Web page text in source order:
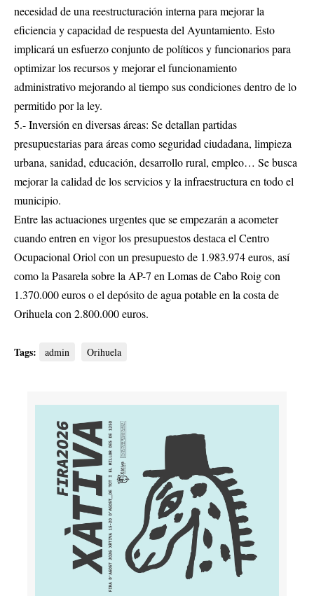
necesidad de una reestructuración interna para mejorar la
eficiencia y capacidad de respuesta del Ayuntamiento. Esto
implicará un esfuerzo conjunto de políticos y funcionarios para
optimizar los recursos y mejorar el funcionamiento
administrativo mejorando al tiempo sus condiciones dentro de lo
permitido por la ley.
5.- Inversión en diversas áreas: Se detallan partidas
presupuestarias para áreas como seguridad ciudadana, limpieza
urbana, sanidad, educación, desarrollo rural, empleo… Se busca
mejorar la calidad de los servicios y la infraestructura en todo el
municipio.
Entre las actuaciones urgentes que se empezarán a acometer
cuando entren en vigor los presupuestos destaca el Centro
Ocupacional Oriol con un presupuesto de 1.983.974 euros, así
como la Pasarela sobre la AP-7 en Lomas de Cabo Roig con
1.370.000 euros o el depósito de agua potable en la costa de
Orihuela con 2.800.000 euros.
Tags: admin Orihuela